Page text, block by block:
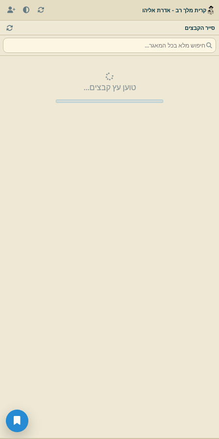
קרית מלך רב - אדרת אליהו
סייר הקבצים
טוען עץ קבצים...